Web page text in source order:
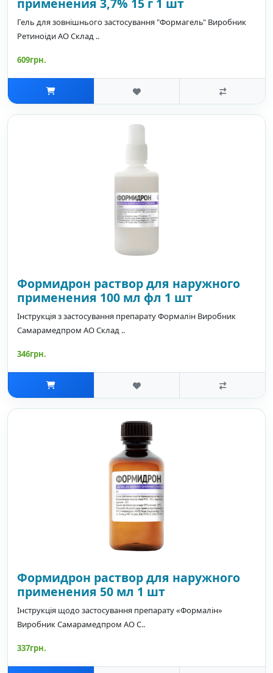
применения 3,7% 15 г 1 шт
Гель для зовнішнього застосування "Формагель" Виробник
Ретиноіди АО Склад ..
609грн.
Формидрон раствор для наружного
применения 100 мл фл 1 шт
Інструкція з застосування препарату Формалін Виробник
Самарамедпром АО Склад ..
346грн.
Формидрон раствор для наружного
применения 50 мл 1 шт
Інструкція щодо застосування препарату «Формалін»
Виробник Самарамедпром АО С..
337грн.